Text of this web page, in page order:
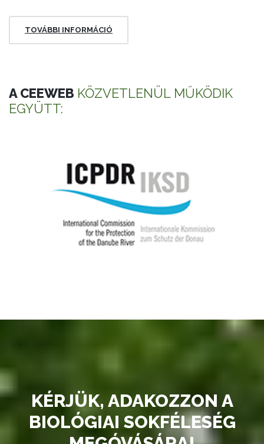
TOVÁBBI INFORMÁCIÓ
A CEEWEB KÖZVETLENÜL MŰKÖDIK
EGYÜTT:
KÉRJÜK, ADAKOZZON A
BIOLÓGIAI SOKFÉLESÉG